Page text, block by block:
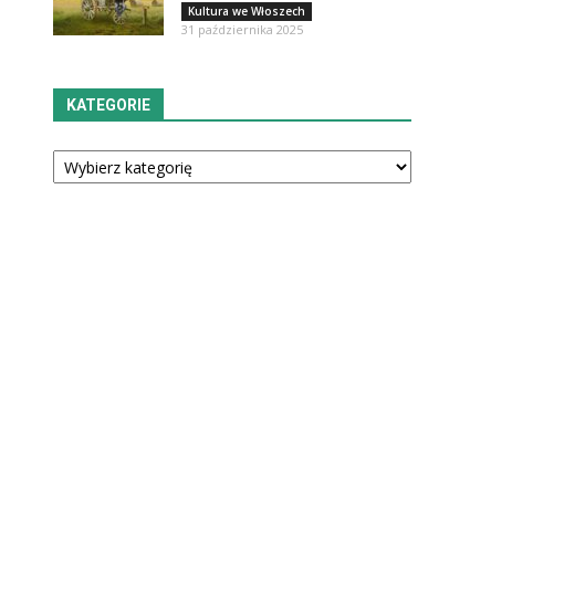
Kultura we Włoszech
31 października 2025
KATEGORIE
Kategorie